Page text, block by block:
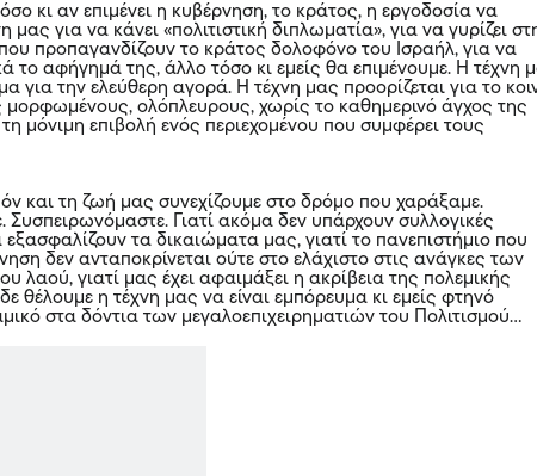
κι αν επιμένει η κυβέρνηση, το κράτος, η εργοδοσία να
μας για να κάνει «πολιτιστική διπλωματία», για να γυρίζει
προπαγανδίζουν το κράτος δολοφόνο του Ισραήλ, για να
το αφήγημά της, άλλο τόσο κι εμείς θα επιμένουμε. Η τέχνη
για την ελεύθερη αγορά. Η τέχνη μας προορίζεται για το
μορφωμένους, ολόπλευρους, χωρίς το καθημερινό άγχος της
μόνιμη επιβολή ενός περιεχομένου που συμφέρει τους
και τη ζωή μας συνεχίζουμε στο δρόμο που χαράξαμε.
Συσπειρωνόμαστε. Γιατί ακόμα δεν υπάρχουν συλλογικές
τα δικαιώματα μας, γιατί το πανεπιστήμιο που
δεν ανταποκρίνεται ούτε στο ελάχιστο στις ανάγκες των
λαού, γιατί μας έχει αφαιμάξει η ακρίβεια της πολεμικής
δε θέλουμε η τέχνη μας να είναι εμπόρευμα κι εμείς φτηνό
στα δόντια των μεγαλοεπιχειρηματιών του Πολιτισμού…